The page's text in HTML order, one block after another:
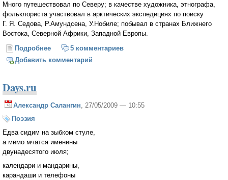
Много путешествовал по Северу; в качестве художника, этнографа,
фольклориста участвовал в арктических экспедициях по поиску
Г. Я. Седова, Р.Амундсена, У.Нобиле; побывал в странах Ближнего
Востока, Северной Африки, Западной Европы.
Подробнее о Степан Григорьевич Писахов
5 комментариев
Добавить комментарий
Days.ru
Александр Салангин , 27/05/2009 — 10:55
Поэзия
Едва сидим на зыбком стуле,
а мимо мчатся именины
двунадесятого июля;
календари и мандарины,
карандаши и телефоны